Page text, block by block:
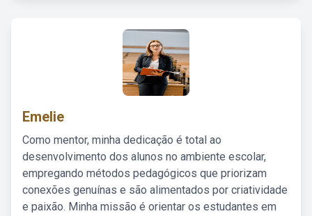
Emelie
Como mentor, minha dedicação é total ao
desenvolvimento dos alunos no ambiente escolar,
empregando métodos pedagógicos que priorizam
conexões genuínas e são alimentados por criatividade
e paixão. Minha missão é orientar os estudantes em